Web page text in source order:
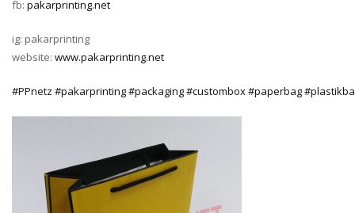
fb: pakarprinting.net
ig: pakarprinting
website: www.pakarprinting.net
#PPnetz #pakarprinting#packaging#custombox#paperbag#